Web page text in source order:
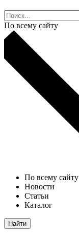
По всему сайту
По всему сайту
Новости
Статьи
Каталог
Найти